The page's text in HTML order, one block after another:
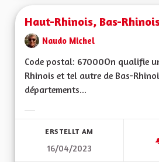
Haut-Rhinois, Bas-
Naudo Michel
Code postal: 67000On qualifie
Rhinois et tel autre de Bas-
départements...
ERSTELLT AM
16/04/2023